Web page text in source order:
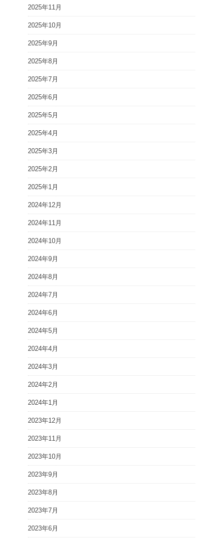
2025年11月
2025年10月
2025年9月
2025年8月
2025年7月
2025年6月
2025年5月
2025年4月
2025年3月
2025年2月
2025年1月
2024年12月
2024年11月
2024年10月
2024年9月
2024年8月
2024年7月
2024年6月
2024年5月
2024年4月
2024年3月
2024年2月
2024年1月
2023年12月
2023年11月
2023年10月
2023年9月
2023年8月
2023年7月
2023年6月